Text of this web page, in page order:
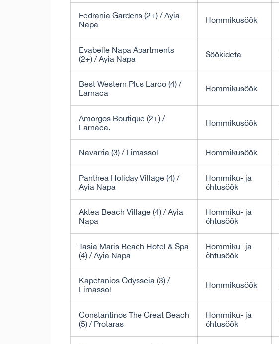
Fedrania Gardens (2+) / Ayia
Napa
Hommikusöök
Evabelle Napa Apartments
(2+) / Ayia Napa
Söökideta
Best Western Plus Larco (4) /
Larnaca
Hommikusöök
Amorgos Boutique (2+) /
Larnaca.
Hommikusöök
Navarria (3) / Limassol Hommikusöök
Panthea Holiday Village (4) /
Ayia Napa
Hommiku- ja
õhtusöök
Aktea Beach Village (4) / Ayia
Napa
Hommiku- ja
õhtusöök
Tasia Maris Beach Hotel & Spa
(4) / Ayia Napa
Hommiku- ja
õhtusöök
Kapetanios Odysseia (3) /
Limassol
Hommikusöök
Constantinos The Great Beach
(5) / Protaras
Hommiku- ja
õhtusöök